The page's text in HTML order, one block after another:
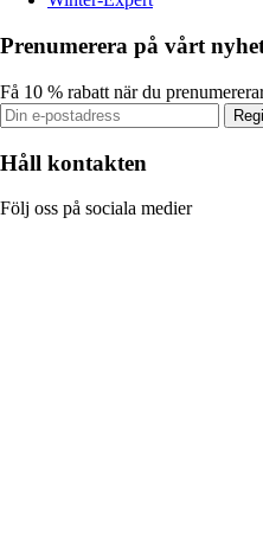
Prenumerera på vårt
Få 10 % rabatt när du
Håll kontakten
Följ oss på sociala medier